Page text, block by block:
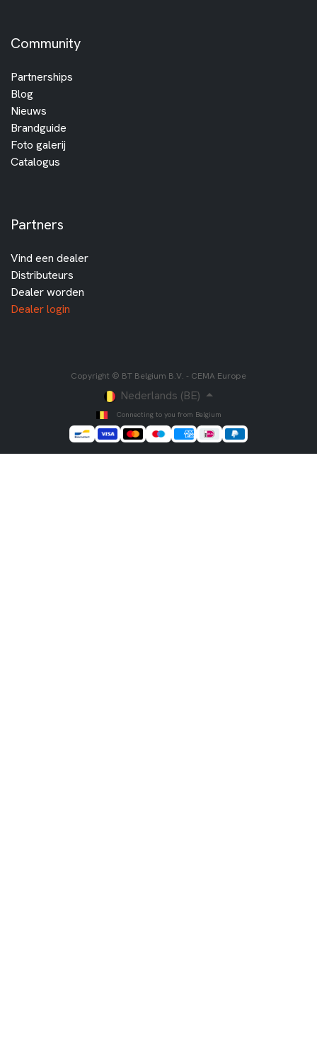
Community
Partnerships
Blog
Nieuws
Brandguide
Foto galerij
Catalogus
Partners
Vind een dealer
Distributeurs
Dealer worden
Dealer login
Copyright © BT Belgium B.V. - CEMA Europe
Nederlands (BE)
Connecting to you from Belgium